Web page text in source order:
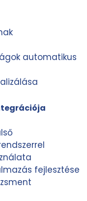
automatikus
fejlesztése